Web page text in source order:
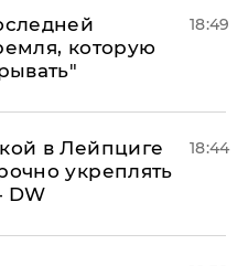
которую
18:49
в Лейпциге
укреплять
DW
18:44